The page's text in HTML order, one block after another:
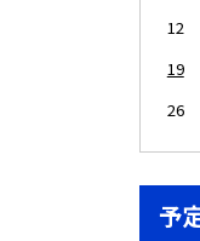
12
19
26
予